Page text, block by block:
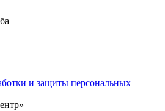
и защиты персональных